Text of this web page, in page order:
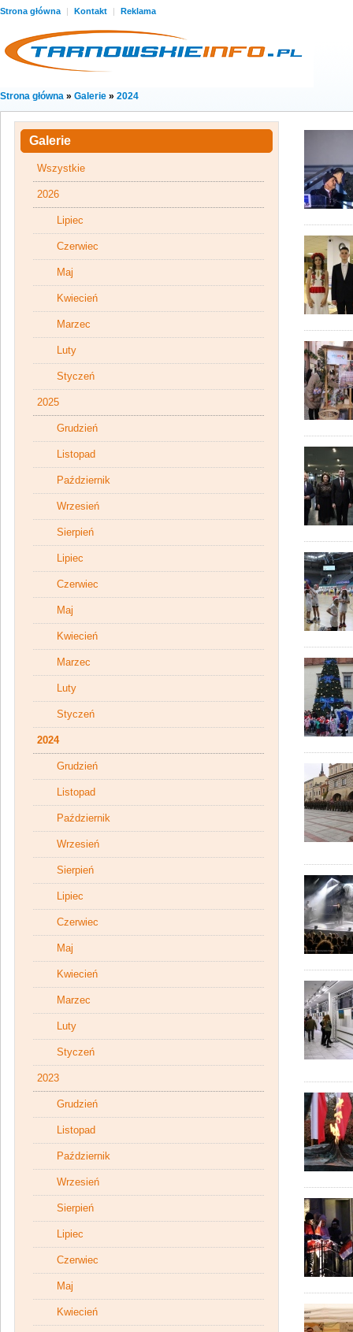
Strona główna | Kontakt | Reklama
Strona główna » Galerie » 2024
Galerie
Wszystkie
2026
Lipiec
Czerwiec
Maj
Kwiecień
Marzec
Luty
Styczeń
2025
Grudzień
Listopad
Październik
Wrzesień
Sierpień
Lipiec
Czerwiec
Maj
Kwiecień
Marzec
Luty
Styczeń
2024
Grudzień
Listopad
Październik
Wrzesień
Sierpień
Lipiec
Czerwiec
Maj
Kwiecień
Marzec
Luty
Styczeń
2023
Grudzień
Listopad
Październik
Wrzesień
Sierpień
Lipiec
Czerwiec
Maj
Kwiecień